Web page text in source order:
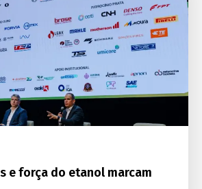
e força do etanol marcam